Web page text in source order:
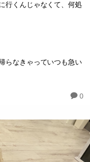
行くんじゃなくて、何処
らなきゃっていつも急い
0